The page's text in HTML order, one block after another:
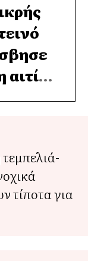
αιτία
ένα
τίποτα για